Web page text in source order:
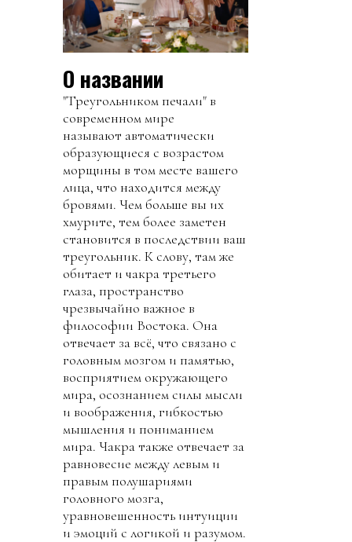
О названии
"Треугольником печали" в
современном мире
называют автоматически
образующиеся с возрастом
морщины в том месте вашего
лица, что находится между
бровями. Чем больше вы их
хмурите, тем более заметен
становится в последствии ваш
треугольник. К слову, там же
обитает и чакра третьего
глаза, пространство
чрезвычайно важное в
философии Востока. Она
отвечает за всё, что связано с
головным мозгом и памятью,
восприятием окружающего
мира, осознанием силы мысли
и воображения, гибкостью
мышления и пониманием
мира. Чакра также отвечает за
равновесие между левым и
правым полушариями
головного мозга,
уравновешенность интуиции
и эмоций с логикой и разумом.